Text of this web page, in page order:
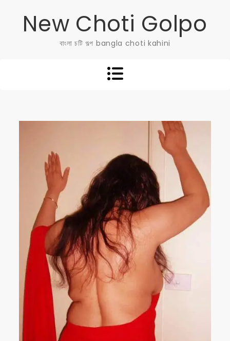
New Choti Golpo
বাংলা চটি গল্প bangla choti kahini